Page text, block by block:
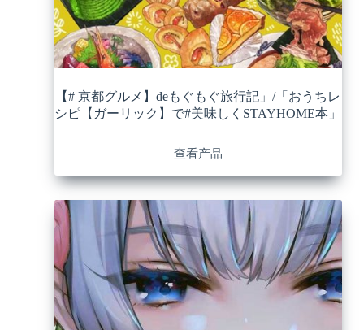
【# 京都グルメ】deもぐもぐ旅行記」/「おうちレ
シピ【ガーリック】で#美味しくSTAYHOME本」
查看产品